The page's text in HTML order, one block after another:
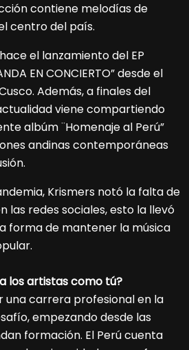
contiene melodías de
centro del país.
el lanzamiento del EP
EN CONCIERTO” desde el
Además, a finales del
viene compartiendo
albúm ¨Homenaje al Perú”
andinas contemporáneas
Krismers notó la falta de
las redes sociales, esto la llevó
forma de mantener la música
los artistas como tú?
una carrera profesional en la
empezando desde las
formación. El Perú cuenta